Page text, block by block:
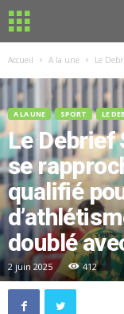
Accueil A la une Le
A LA UNE SPORT LE
Le Debrief
se
qualifié
doublé
2 juin 2025 412